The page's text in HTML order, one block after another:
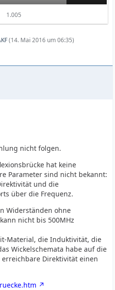
1.005
(14. Mai 2016 um 06:35)
nicht folgen.
hat keine
Parameter sind nicht bekannt:
und die
über die Frequenz.
Widerständen ohne
nicht bis 500MHz
Material, die Induktivität, die
Wickelschemata habe auf die
Direktivität einen